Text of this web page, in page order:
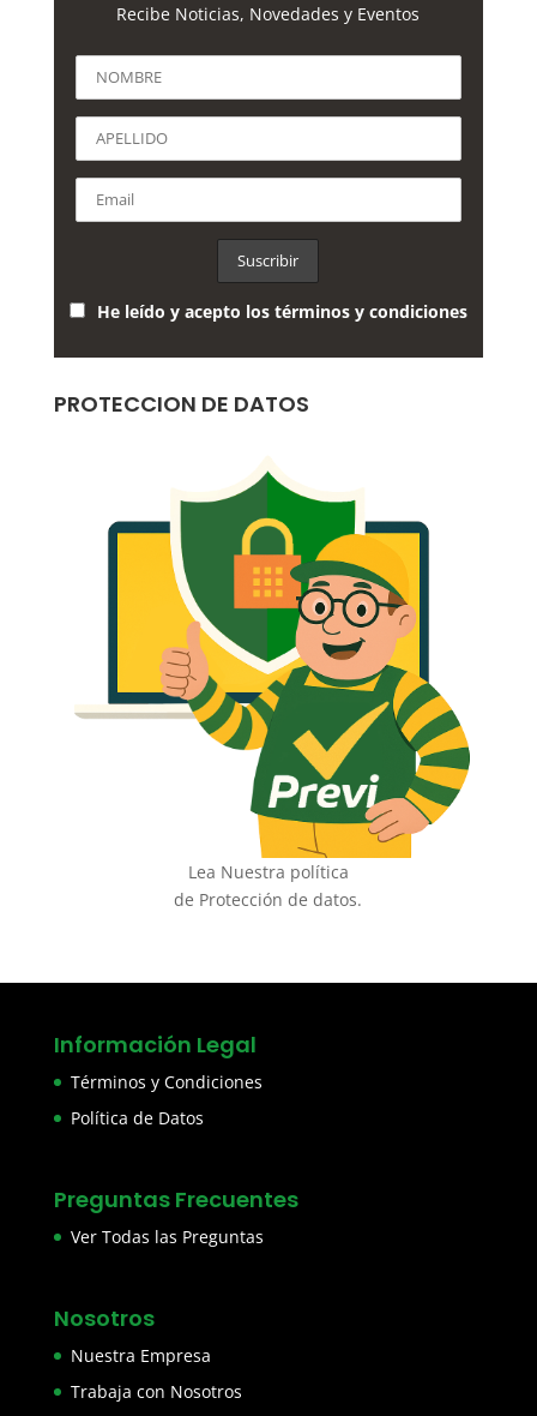
Recibe Noticias, Novedades y Eventos
He leído y acepto los términos y condiciones
PROTECCION DE DATOS
Lea Nuestra política
de Protección de datos.
Información Legal
Términos y Condiciones
Política de Datos
Preguntas Frecuentes
Ver Todas las Preguntas
Nosotros
Nuestra Empresa
Trabaja con Nosotros